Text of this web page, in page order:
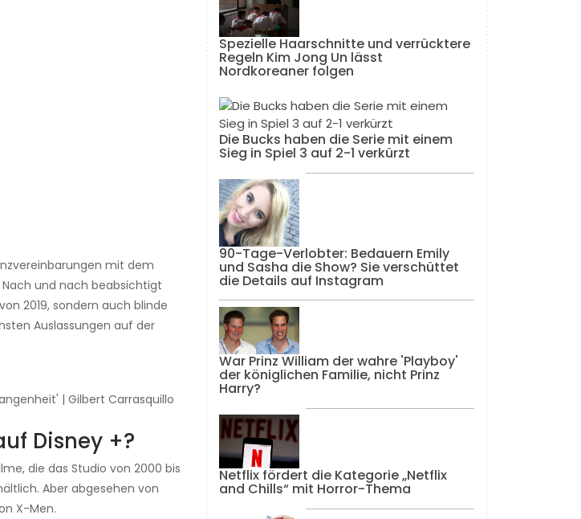
mit dem
und nach beabsichtigt
2019, sondern auch blinde
Auslassungen auf der
| Gilbert Carrasquillo
Disney +?
die das Studio von 2000 bis
Aber abgesehen von
X-Men.
Spezielle Haarschnitte und verrücktere
Regeln Kim Jong Un lässt
Nordkoreaner folgen
Die Bucks haben die Serie mit einem
Sieg in Spiel 3 auf 2-1 verkürzt
90-Tage-Verlobter: Bedauern Emily
und Sasha die Show? Sie verschüttet
die Details auf Instagram
War Prinz William der wahre 'Playboy'
der königlichen Familie, nicht Prinz
Harry?
Netflix fördert die Kategorie „Netflix
and Chills“ mit Horror-Thema